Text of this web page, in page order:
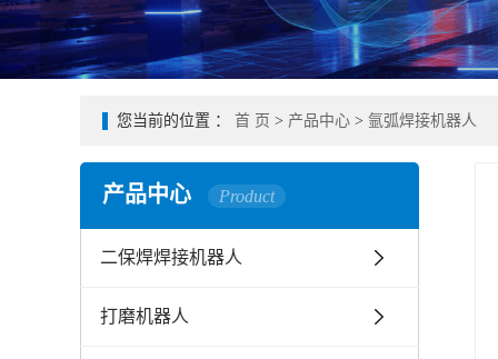
您当前的位置 ： 首 页 > 产品中心 > 氩弧焊接机器人
产品中心 Product
二保焊焊接机器人
打磨机器人